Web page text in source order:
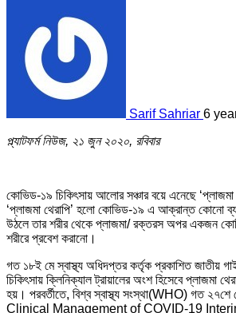
Sarif Sahriar 6
প্ল্যাটফর্ম নিউজ, ২১ জুন ২০২০, রবিবার
কোভিড-১৯ চিকিৎসায় আলোর সঞ্চার বয়ে এনেছে ‘প্লাজমা
‘প্লাজমা থেরাপি’ হলো কোভিড-১৯ এ আক্রান্ত কোনো
উঠলে তার শরীর থেকে প্লাজমা/ রক্তরস অপর একজন
শরীরে প্রবেশ করানো।
গত ১৮ই মে স্বাস্থ্য অধিদপ্তর কর্তৃক প্রকাশিত জাতীয়
চিকিৎসায় ক্লিনিক্যাল ট্রায়ালের অংশ হিসেবে প্লাজমা
হয়। পরবর্তীতে, বিশ্ব স্বাস্থ্য সংস্থা(WHO) গত ২৭শে
Clinical Management of COVID-19